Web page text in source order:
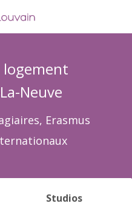
Neuve
Erasmus
Studios